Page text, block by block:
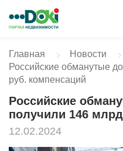
Главная
Новости
Российские обманутые
руб. компенсаций
Российские
получили 146
12.02.2024